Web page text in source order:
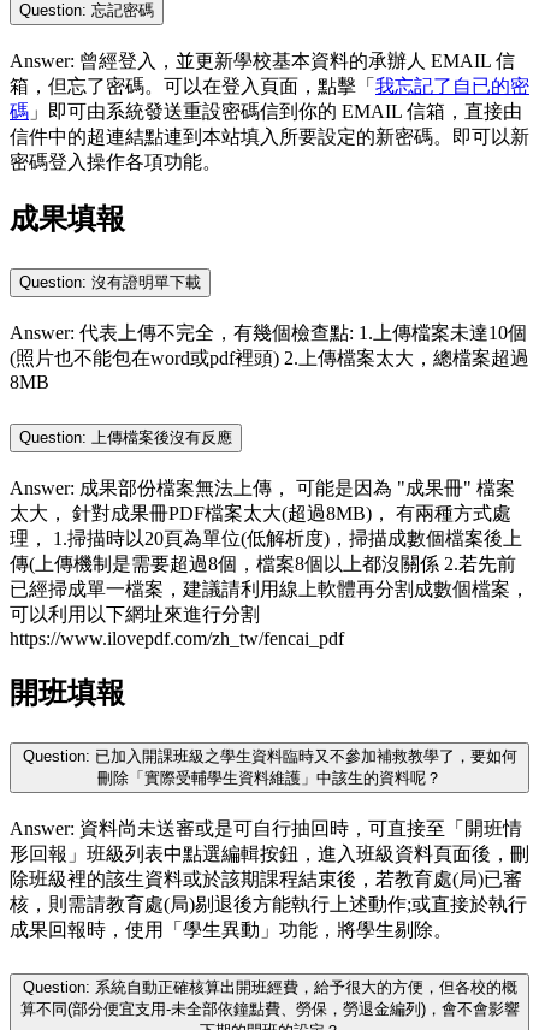
Question: 忘記密碼
Answer: 曾經登入，並更新學校基本資料的承辦人 EMAIL 信
箱，但忘了密碼。可以在登入頁面，點擊「 我忘記了自已的密
碼 」即可由系統發送重設密碼信到你的 EMAIL 信箱，直接由
信件中的超連結點連到本站填入所要設定的新密碼。即可以新
密碼登入操作各項功能。
成果填報
Question: 沒有證明單下載
Answer: 代表上傳不完全，有幾個檢查點: 1.上傳檔案未達10個
(照片也不能包在word或pdf裡頭) 2.上傳檔案太大，總檔案超過
8MB
Question: 上傳檔案後沒有反應
Answer: 成果部份檔案無法上傳， 可能是因為 "成果冊" 檔案
太大， 針對成果冊PDF檔案太大(超過8MB)， 有兩種方式處
理， 1.掃描時以20頁為單位(低解析度)，掃描成數個檔案後上
傳(上傳機制是需要超過8個，檔案8個以上都沒關係 2.若先前
已經掃成單一檔案，建議請利用線上軟體再分割成數個檔案，
可以利用以下網址來進行分割
https://www.ilovepdf.com/zh_tw/fencai_pdf
開班填報
Question: 已加入開課班級之學生資料臨時又不參加補救教學了，要如何
刪除「實際受輔學生資料維護」中該生的資料呢？
Answer: 資料尚未送審或是可自行抽回時，可直接至「開班情
形回報」班級列表中點選編輯按鈕，進入班級資料頁面後，刪
除班級裡的該生資料或於該期課程結束後，若教育處(局)已審
核，則需請教育處(局)剔退後方能執行上述動作;或直接於執行
成果回報時，使用「學生異動」功能，將學生剔除。
Question: 系統自動正確核算出開班經費，給予很大的方便，但各校的概
算不同(部分便宜支用-未全部依鐘點費、勞保，勞退金編列)，會不會影響